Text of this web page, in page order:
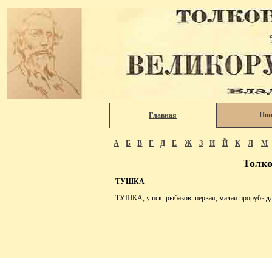
Главная
А Б В Г Д Е Ж З И Й К Л М
ТУШКА
ТУШКА, у пск. рыбаков: первая, малая прорубь